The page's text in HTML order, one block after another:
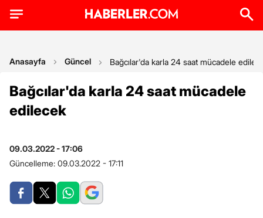
Anasayfa Güncel Bağcılar'da karla 24 saat mücadele
Bağcılar'da karla 24 saat mücadele
edilecek
09.03.2022 - 17:06
Güncelleme: 09.03.2022 - 17:11